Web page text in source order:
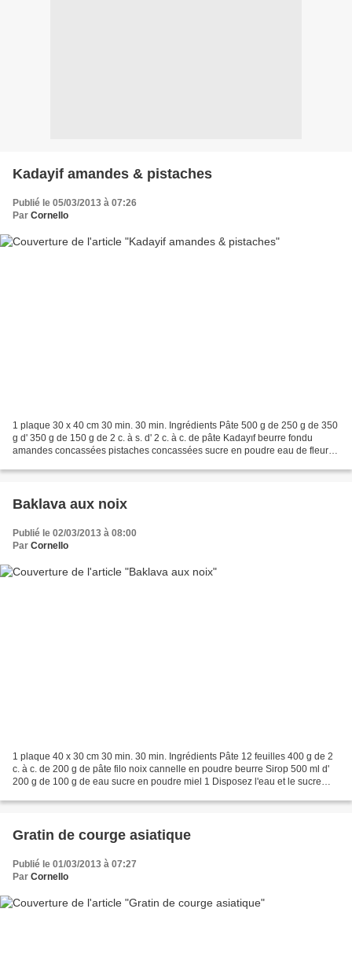
Kadayif amandes & pistaches
Publié le 05/03/2013 à 07:26
Par Cornello
1 plaque 30 x 40 cm 30 min. 30 min. Ingrédients Pâte 500 g de 250 g de 350
g d' 350 g de 150 g de 2 c. à s. d' 2 c. à c. de pâte Kadayıf beurre fondu
amandes concassées pistaches concassées sucre en poudre eau de fleur
Baklava aux noix
Publié le 02/03/2013 à 08:00
Par Cornello
1 plaque 40 x 30 cm 30 min. 30 min. Ingrédients Pâte 12 feuilles 400 g de 2
c. à c. de 200 g de pâte filo noix cannelle en poudre beurre Sirop 500 ml d'
200 g de 100 g de eau sucre en poudre miel 1 Disposez l'eau et le sucre
Gratin de courge asiatique
Publié le 01/03/2013 à 07:27
Par Cornello